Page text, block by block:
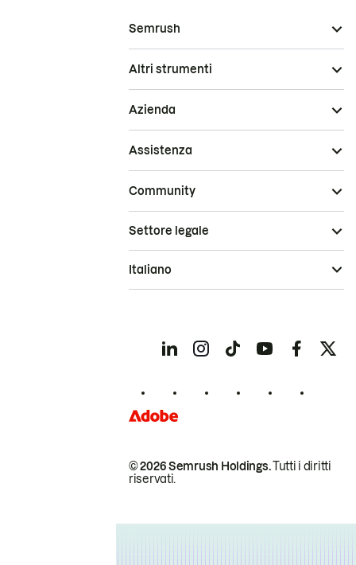
Semrush
Altri strumenti
Azienda
Assistenza
Community
© 2026 Semrush Holdings.Tutti i diritti
riservati.
Settore legale
Italiano